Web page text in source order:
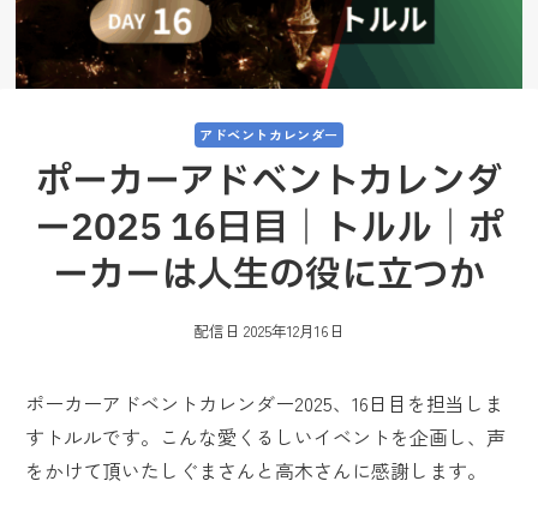
アドベントカレンダー
ポーカーアドベントカレンダ
ー2025 16日目｜トルル｜ポ
ーカーは人生の役に立つか
配信日 2025年12月16日
ポーカーアドベントカレンダー2025、16日目を担当しま
すトルルです。こんな愛くるしいイベントを企画し、声
をかけて頂いたしぐまさんと高木さんに感謝します。